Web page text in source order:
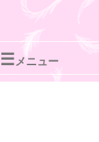
☰ メニュー